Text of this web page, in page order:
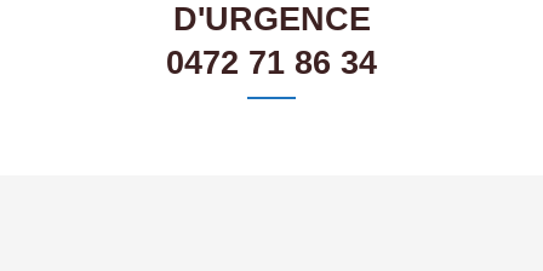
D'URGENCE
0472 71 86 34